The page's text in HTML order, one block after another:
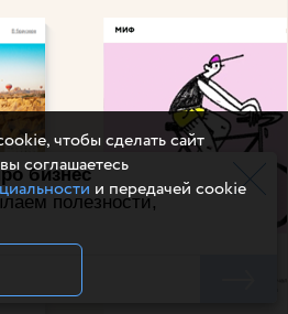
бизнес
полезности,
чтобы сделать сайт
соглашаетесь
и передачей cookie